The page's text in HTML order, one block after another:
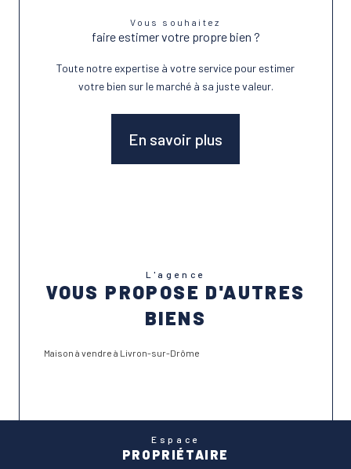
Vous souhaitez
faire estimer votre propre bien ?
Toute notre expertise à votre service pour estimer
votre bien sur le marché à sa juste valeur.
En savoir plus
L'agence
VOUS PROPOSE D'AUTRES
BIENS
Maison à vendre à Livron-sur-Drôme
Espace
PROPRIÉTAIRE